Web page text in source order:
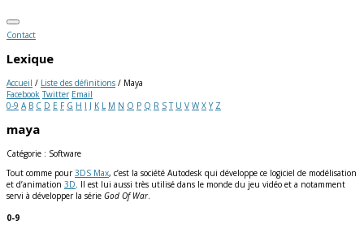
Contact
Lexique
Accueil / Liste des définitions / Maya
Facebook Twitter Email
0-9 A B C D E F G H I J K L M N O P Q R S T U V W X Y Z
maya
Catégorie : Software
Tout comme pour3DS Max, c’est la société Autodesk qui développe ce logiciel de modélisation
et d’animation 3D . Il est lui aussi très utilisé dans le monde du jeu vidéo et a notamment
servi à développer la série God Of War.
0-9